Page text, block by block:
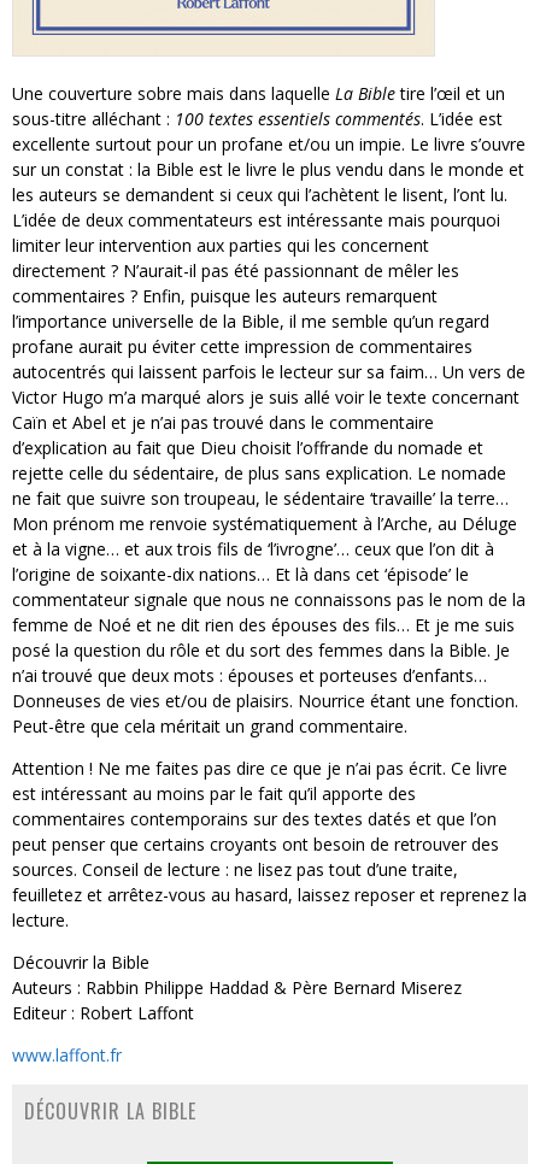
Une couverture sobre mais dans laquelle La Bibletire l’œil et un
sous-titre alléchant : 100 textes essentiels commentés. L’idée est
excellente surtout pour un profane et/ou un impie. Le livre s’ouvre
sur un constat : la Bible est le livre le plus vendu dans le monde et
les auteurs se demandent si ceux qui l’achètent le lisent, l’ont lu.
L’idée de deux commentateurs est intéressante mais pourquoi
limiter leur intervention aux parties qui les concernent
directement ? N’aurait-il pas été passionnant de mêler les
commentaires ? Enfin, puisque les auteurs remarquent
l’importance universelle de la Bible, il me semble qu’un regard
profane aurait pu éviter cette impression de commentaires
autocentrés qui laissent parfois le lecteur sur sa faim… Un vers de
Victor Hugo m’a marqué alors je suis allé voir le texte concernant
Caïn et Abel et je n’ai pas trouvé dans le commentaire
d’explication au fait que Dieu choisit l’offrande du nomade et
rejette celle du sédentaire, de plus sans explication. Le nomade
ne fait que suivre son troupeau, le sédentaire ‘travaille’ la terre…
Mon prénom me renvoie systématiquement à l’Arche, au Déluge
et à la vigne… et aux trois fils de ‘l’ivrogne’… ceux que l’on dit à
l’origine de soixante-dix nations… Et là dans cet ‘épisode’ le
commentateur signale que nous ne connaissons pas le nom de la
femme de Noé et ne dit rien des épouses des fils… Et je me suis
posé la question du rôle et du sort des femmes dans la Bible. Je
n’ai trouvé que deux mots : épouses et porteuses d’enfants…
Donneuses de vies et/ou de plaisirs. Nourrice étant une fonction.
Peut-être que cela méritait un grand commentaire.
Attention ! Ne me faites pas dire ce que je n’ai pas écrit. Ce livre
est intéressant au moins par le fait qu’il apporte des
commentaires contemporains sur des textes datés et que l’on
peut penser que certains croyants ont besoin de retrouver des
sources. Conseil de lecture : ne lisez pas tout d’une traite,
feuilletez et arrêtez-vous au hasard, laissez reposer et reprenez la
lecture.
Découvrir la Bible
Auteurs : Rabbin Philippe Haddad & Père Bernard Miserez
Editeur : Robert Laffont
www.laffont.fr
DÉCOUVRIR LA BIBLE